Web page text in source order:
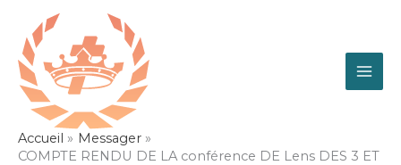
contenu
Accueil
Messager
COMPTE RENDU DE LA conférence DE Lens DES 3 ET